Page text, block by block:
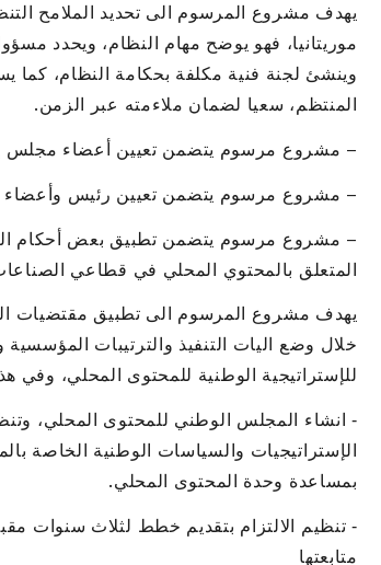
يهدف مشروع المرسوم الى تحديد الملامح
موريتانيا، فهو يوضح مهام النظام، ويحدد
وينشئ لجنة فنية مكلفة بحكامة النظام، كما
المنتظم، سعيا لضمان ملاءمته عبر الزمن.
– مشروع مرسوم يتضمن تعيين أعضاء مجلس
– مشروع مرسوم يتضمن تعيين رئيس وأعضاء
المتعلق بالمحتوي المحلي في قطاعي
خلال وضع اليات التنفيذ والترتيبات المؤسسية
للإستراتيجية الوطنية للمحتوى المحلي،
‐ انشاء المجلس الوطني للمحتوى المحلي،
الإستراتيجيات والسياسات الوطنية الخاصة
بمساعدة وحدة المحتوى المحلي.
‐ تنظيم الالتزام بتقديم خطط لثلاث سنوات
متابعتها